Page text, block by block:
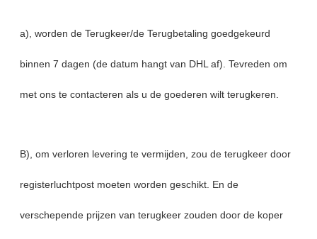
a), worden de Terugkeer/de Terugbetaling goedgekeurd
binnen 7 dagen (de datum hangt van DHL af). Tevreden om
met ons te contacteren als u de goederen wilt terugkeren.
B), om verloren levering te vermijden, zou de terugkeer door
registerluchtpost moeten worden geschikt. En de
verschepende prijzen van terugkeer zouden door de koper